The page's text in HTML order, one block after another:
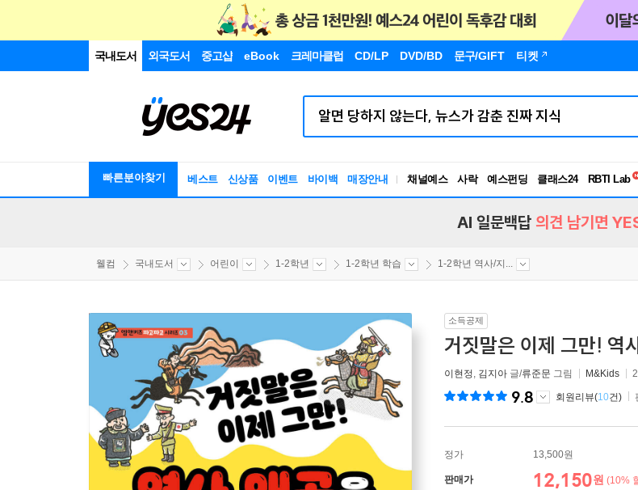
국내도서 외국도서 중고샵 eBook 크레마클럽 CD/LP DVD/BD 문구/GIFT 티켓
빠른분야찾기 베스트 신상품 이벤트 바이백 매장안내 채널예스 사락 예스펀딩 클래스24
독서유형검
AI 일문백답 의견 남기면
웰컴 국내도서 어린이 1-2학년 1-2학년 학습 1-2학년 역사/지...
소득공제
거짓말은 이제 그만! 역
이현정, 김지아 글/류준문 그림 M&Kids
9.8 회원리뷰(10건)
정가 13,500원
판매가 12,150원 (10%